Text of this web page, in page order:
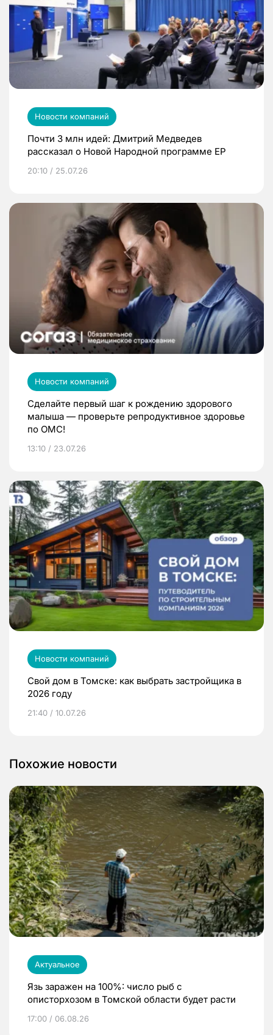
Новости компаний
Почти 3 млн идей: Дмитрий Медведев
рассказал о Новой Народной программе ЕР
20:10 / 25.07.26
Новости компаний
Сделайте первый шаг к рождению здорового
малыша — проверьте репродуктивное здоровье
по ОМС!
13:10 / 23.07.26
Новости компаний
Свой дом в Томске: как выбрать застройщика в
2026 году
21:40 / 10.07.26
Похожие новости
Актуальное
Язь заражен на 100%: число рыб с
описторхозом в Томской области будет расти
17:00 / 06.08.26